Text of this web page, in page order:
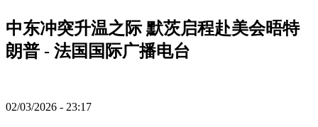
中东冲突升温之际 默茨启程赴美会晤特
朗普 - 法国国际广播电台
02/03/2026 - 23:17